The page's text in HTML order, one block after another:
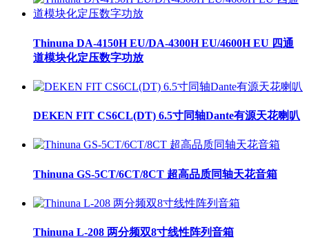
Thinuna DA-4150H EU/DA-4300H EU/4600H EU 四通
道模块化定压数字功放
DEKEN FIT CS6CL(DT) 6.5寸同轴Dante有源天花喇叭
Thinuna GS-5CT/6CT/8CT 超高品质同轴天花音箱
Thinuna L-208 两分频双8寸线性阵列音箱